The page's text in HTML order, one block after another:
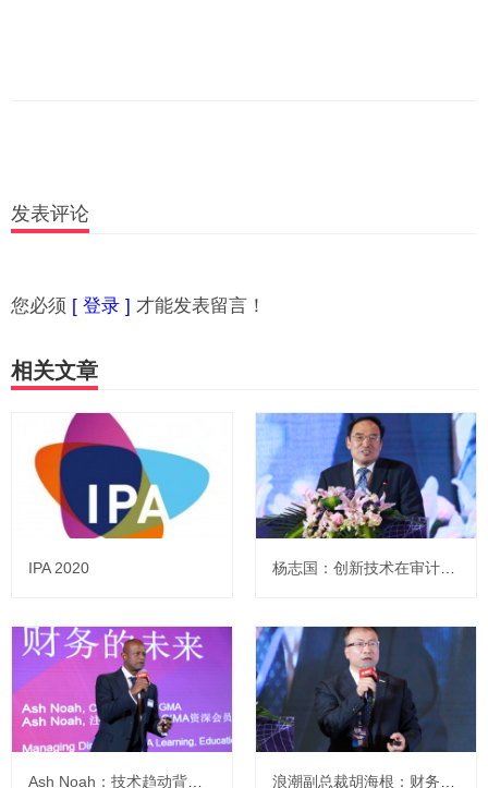
发表评论
您必须 [ 登录 ] 才能发表留言！
相关文章
IPA 2020